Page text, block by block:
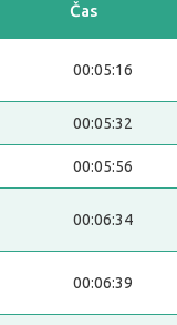
Čas
00:05:16
00:05:32
00:05:56
00:06:34
00:06:39